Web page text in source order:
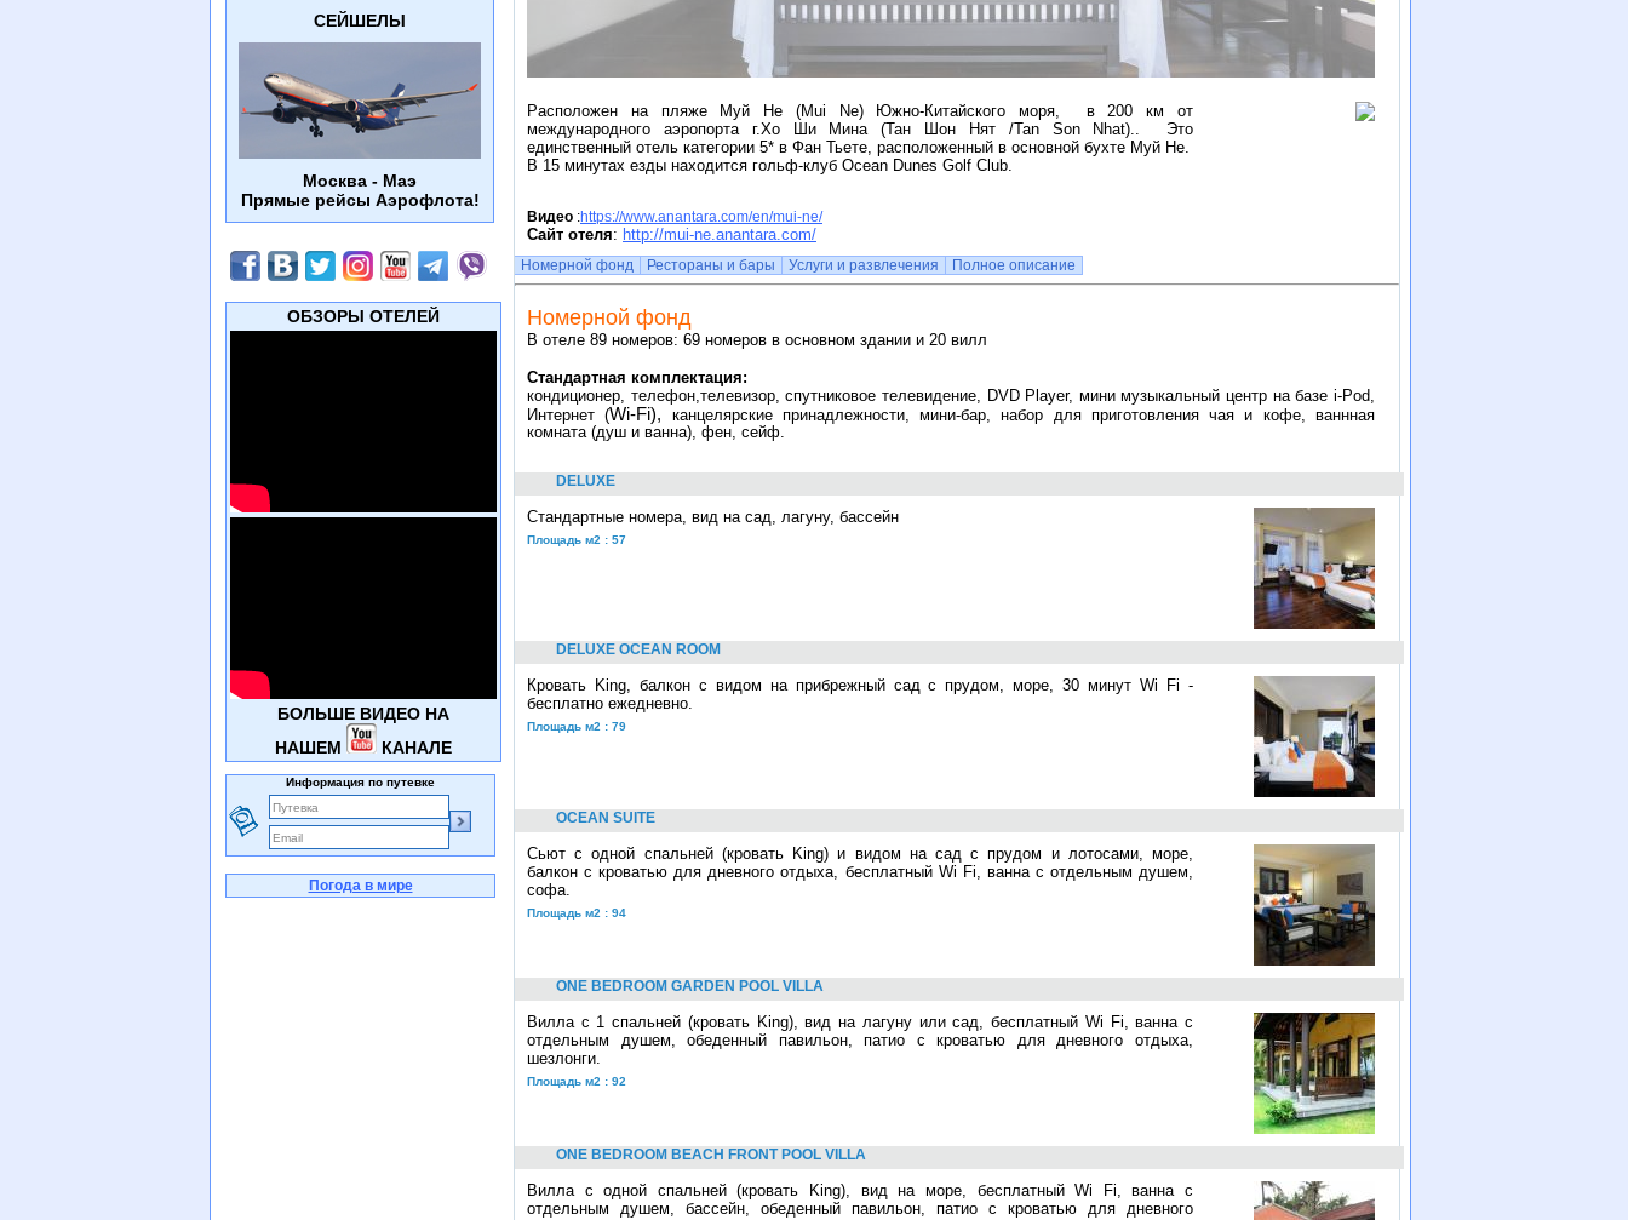
Расположен на пляже Муй Не (Mui Ne) Южно-Китайского моря, в200 км от
международного аэропорта г.Хо Ши Мина(Тан Шон Нят /Tan Son Nhat).. Это
единственный отель категории 5* в Фан Тьете, расположенный в основной бухте Муй Не.
В 15 минутах езды находится гольф-клуб Ocean Dunes Golf Club.
Видео :https://www.anantara.com/en/mui-ne/
Сайт отеля: http://mui-ne.anantara.com/
Номерной фонд Рестораны и бары Услуги и развлечения Полное описание
Номерной фонд
В отеле 89 номеров: 69 номеров в основном здании и 20 вилл
Стандартная комплектация:
кондиционер, телефон,телевизор, спутниковое телевидение, DVD Player, мини музыкальный центр на базе i-Pod,
Интернет (Wi-Fi), канцелярские принадлежности, мини-бар, набор для приготовления чая и кофе, ваннная
комната (душ и ванна), фен, сейф.
DELUXE
Стандартные номера, вид на сад, лагуну, бассейн
Площадь м2 : 57
DELUXE OCEAN ROOM
Кровать King, балкон с видом на прибрежный сад с прудом, море, 30 минут Wi Fi -
бесплатно ежедневно.
Площадь м2 : 79
OCEAN SUITE
Сьют с одной спальней (кровать King) и видом на сад с прудом и лотосами, море,
балкон с кроватью для дневного отдыха, бесплатный Wi Fi, ванна с отдельным душем,
софа.
Площадь м2 : 94
ONE BEDROOM GARDEN POOL VILLA
Вилла с 1 спальней (кровать King), вид на лагуну или сад, бесплатный Wi Fi, ванна с
отдельным душем, обеденный павильон, патио с кроватью для дневного отдыха,
шезлонги.
Площадь м2 : 92
ONE BEDROOM BEACH FRONT POOL VILLA
Вилла с одной спальней (кровать King), вид на море, бесплатный Wi Fi, ванна с
отдельным душем, бассейн, обеденный павильон, патио с кроватью для дневного
СЕЙШЕЛЫ
Москва - Маэ
Прямые рейсы Аэрофлота!
ОБЗОРЫ ОТЕЛЕЙ
БОЛЬШЕ ВИДЕО НА
НАШЕМ
КАНАЛЕ
Информация по путевке
Погода в мире